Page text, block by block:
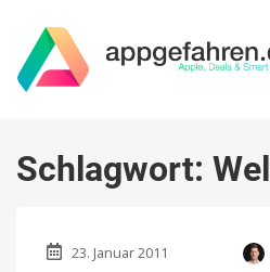
Schlagwort:
23. Januar 2011